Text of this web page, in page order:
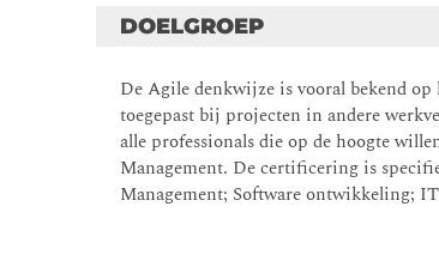
DOELGROEP
De Agile denkwijze is vooral bekend
toegepast bij projecten in andere
alle professionals die op de hoogte
Management. De certificering is
Management; Software ontwikkeling;